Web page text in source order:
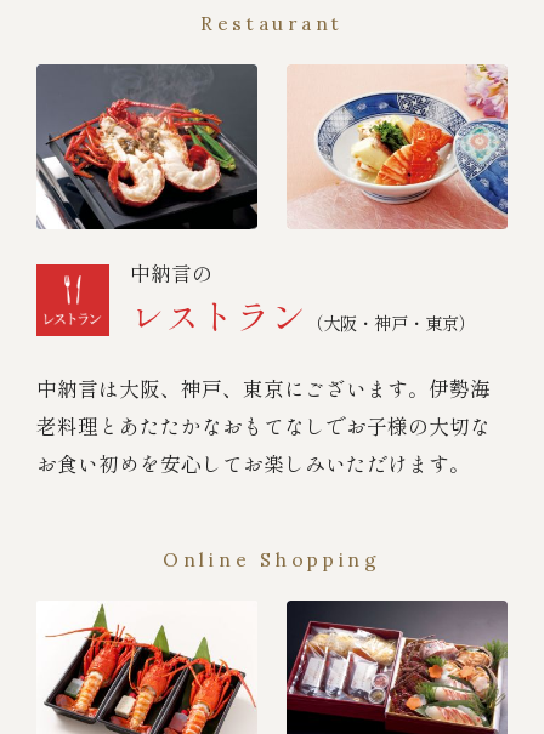
Restaurant
中納言の
レストラン （大阪・神戸・東京）
中納言は大阪、神戸、東京にございます。伊勢海
老料理とあたたかなおもてなしでお子様の大切な
お食い初めを安心してお楽しみいただけます。
Online Shopping